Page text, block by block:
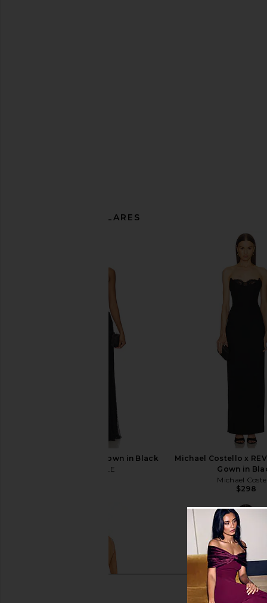
ARTÍCULOS SIMILARES
MAJORELLE Salma Gown in Black
MAJORELLE
Michael Costello x
Gown in
Michael
$298